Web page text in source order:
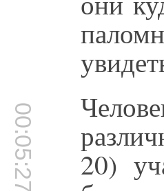
00:05:27 20)